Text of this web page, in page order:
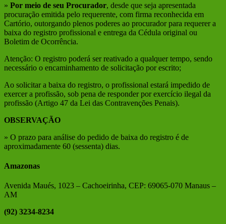
» Por meio de seu Procurador, desde que seja apresentada
procuração emitida pelo requerente, com firma reconhecida em
Cartório, outorgando plenos poderes ao procurador para requerer a
baixa do registro profissional e entrega da Cédula original ou
Boletim de Ocorrência.
Atenção: O registro poderá ser reativado a qualquer tempo, sendo
necessário o encaminhamento de solicitação por escrito;
Ao solicitar a baixa do registro, o profissional estará impedido de
exercer a profissão, sob pena de responder por exercício ilegal da
profissão (Artigo 47 da Lei das Contravenções Penais).
OBSERVAÇÃO
» O prazo para análise do pedido de baixa do registro é de
aproximadamente 60 (sessenta) dias.
Amazonas
Avenida Maués, 1023 – Cachoeirinha, CEP: 69065-070 Manaus –
AM
(92) 3234-8234